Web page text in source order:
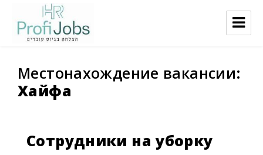
Местонахождение вакансии:
Хайфа
Сотрудники на уборку